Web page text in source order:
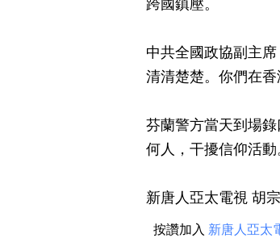
跨國鎮壓。
中共全國政協副主
清清楚楚。你們在香
芬蘭警方當天到場
何人，干擾信仰活動
新唐人亞太電視 胡
按讚加入 新唐人亞太